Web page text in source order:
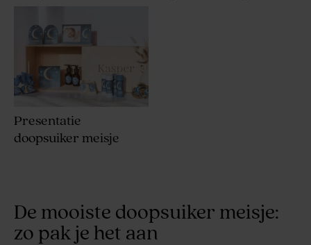
Presentatie
doopsuiker meisje
De mooiste doopsuiker meisje:
zo pak je het aan